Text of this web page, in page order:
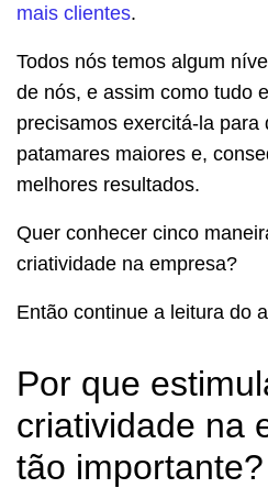
mais clientes.
Todos nós temos algum
de nós, e assim como tudo
precisamos exercitá-la para
patamares maiores e,
melhores resultados.
Quer conhecer cinco
criatividade na empresa?
Então continue a leitura do
Por que
criatividade na
tão importante?